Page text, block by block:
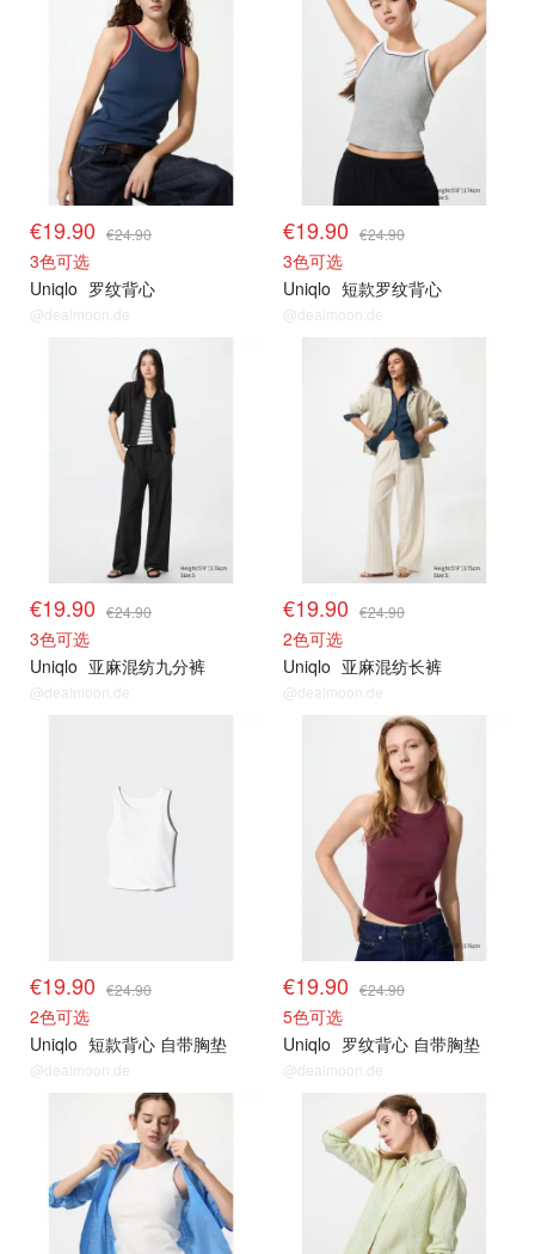
€19.90 €24.90
3色可选
Uniqlo 罗纹背心
@dealmoon.de
€19.90 €24.90
3色可选
Uniqlo 短款罗纹背心
@dealmoon.de
€19.90 €24.90
3色可选
Uniqlo 亚麻混纺九分裤
@dealmoon.de
€19.90 €24.90
2色可选
Uniqlo 亚麻混纺长裤
@dealmoon.de
€19.90 €24.90
2色可选
Uniqlo 短款背心 自带胸垫
@dealmoon.de
€19.90 €24.90
5色可选
Uniqlo 罗纹背心 自带胸垫
@dealmoon.de